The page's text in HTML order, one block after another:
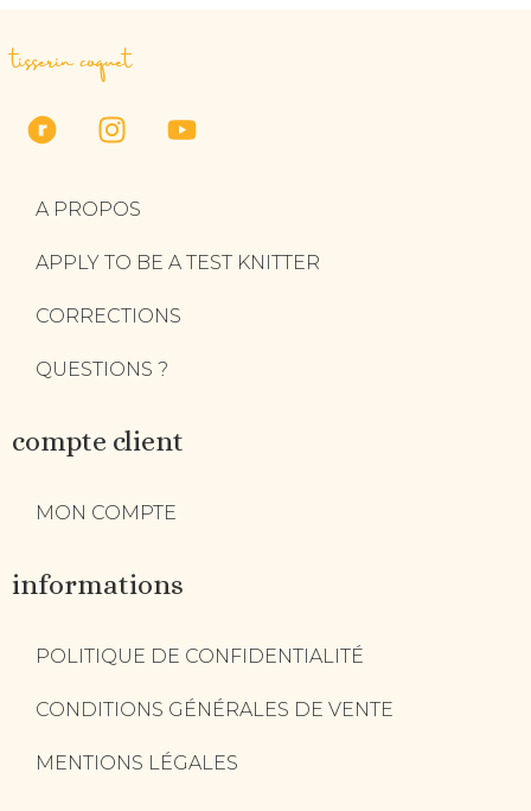
tisserin coquet
A PROPOS
APPLY TO BE A TEST KNITTER
CORRECTIONS
QUESTIONS ?
compte client
MON COMPTE
informations
POLITIQUE DE CONFIDENTIALITÉ
CONDITIONS GÉNÉRALES DE VENTE
MENTIONS LÉGALES